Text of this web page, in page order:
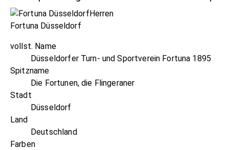
Fortuna Düsseldorf
vollst. Name
Düsseldorfer Turn- und Sportverein Fortuna 1895
Spitzname
Die Fortunen, die Flingeraner
Stadt
Düsseldorf
Land
Deutschland
Farben